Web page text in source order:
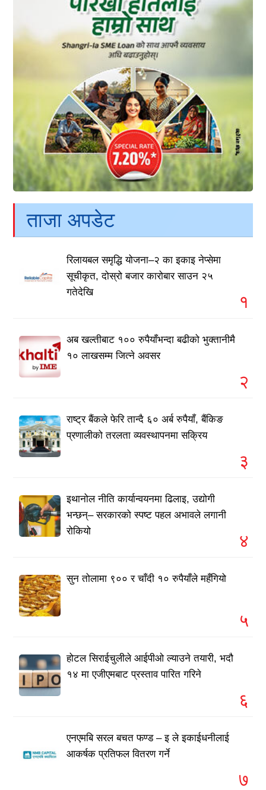
ताजा अपडेट
रिलायबल समृद्धि योजना–२ का इकाइ नेप्सेमा
सूचीकृत, दोस्रो बजार कारोबार साउन २५
गतेदेखि
१
अब खल्तीबाट १०० रुपैयाँभन्दा बढीको भुक्तानीमै
१० लाखसम्म जित्ने अवसर
२
राष्ट्र बैंकले फेरि तान्दै ६० अर्ब रुपैयाँ, बैंकिङ
प्रणालीको तरलता व्यवस्थापनमा सक्रिय
३
इथानोल नीति कार्यान्वयनमा ढिलाइ, उद्योगी
भन्छन्– सरकारको स्पष्ट पहल अभावले लगानी
रोकियो
४
सुन तोलामा ९०० र चाँदी १० रुपैयाँले महँगियो
५
होटल सिराईचुलीले आईपीओ ल्याउने तयारी, भदौ
१४ मा एजीएमबाट प्रस्ताव पारित गरिने
६
एनएमबि सरल बचत फण्ड – इ ले इकाईधनीलाई
आकर्षक प्रतिफल वितरण गर्ने
७